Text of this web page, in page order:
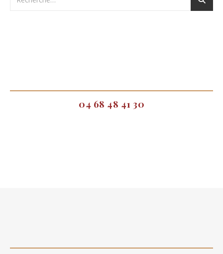
04 68 48 41 30